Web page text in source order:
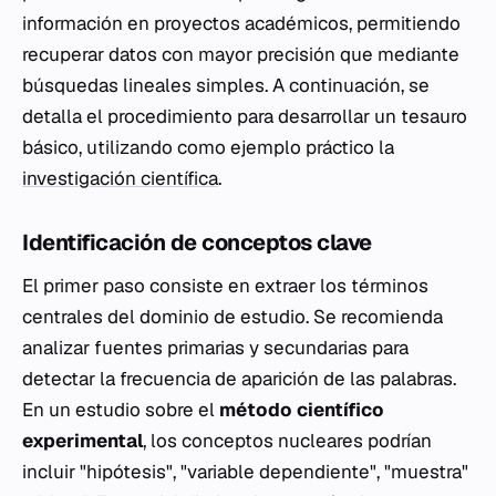
información en proyectos académicos, permitiendo
recuperar datos con mayor precisión que mediante
búsquedas lineales simples. A continuación, se
detalla el procedimiento para desarrollar un tesauro
básico, utilizando como ejemplo práctico la
investigación científica.
Identificación de conceptos clave
El primer paso consiste en extraer los términos
centrales del dominio de estudio. Se recomienda
analizar fuentes primarias y secundarias para
detectar la frecuencia de aparición de las palabras.
En un estudio sobre el método científico
experimental, los conceptos nucleares podrían
incluir "hipótesis", "variable dependiente", "muestra"